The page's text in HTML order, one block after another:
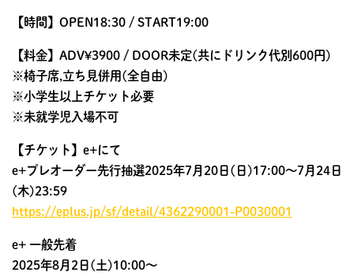
【時間】OPEN18:30 / START19:00
【料金】ADV¥3900 / DOOR未定(共にドリンク代別600円)
※椅子席,立ち見併用(全自由)
※小学生以上チケット必要
※未就学児入場不可
【チケット】e+にて
e+プレオーダー先行抽選2025年7月20日(日)17:00～7月24日
(木)23:59
https://eplus.jp/sf/detail/4362290001-P0030001
e+ 一般先着
2025年8月2日(土)10:00～